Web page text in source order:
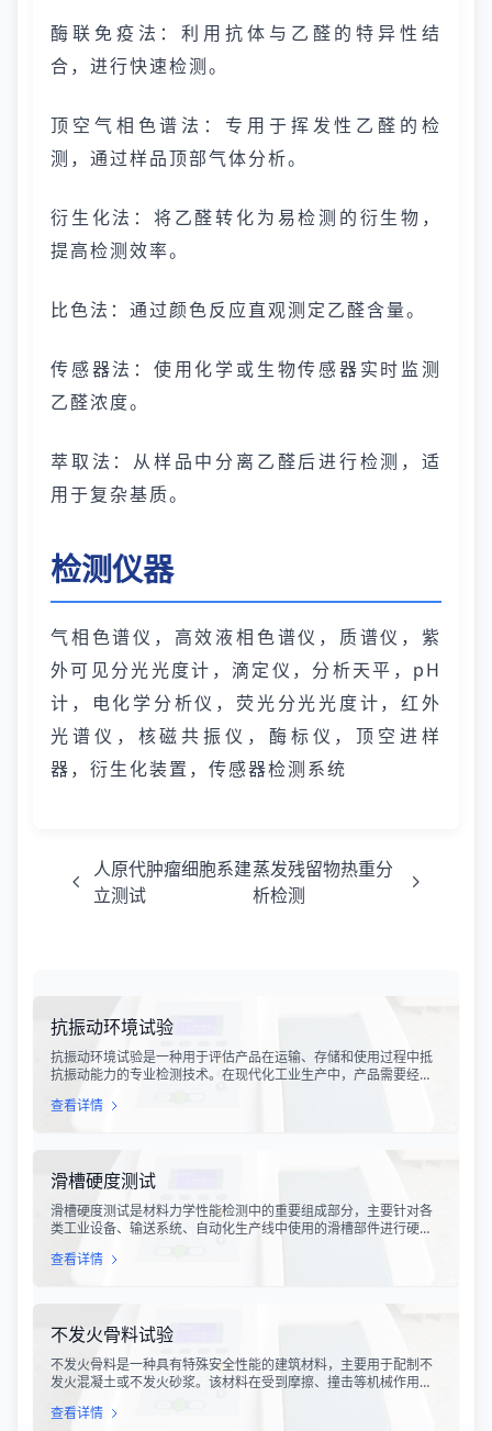
酶联免疫法：利用抗体与乙醛的特异性结
合，进行快速检测。
顶空气相色谱法：专用于挥发性乙醛的检
测，通过样品顶部气体分析。
衍生化法：将乙醛转化为易检测的衍生物，
提高检测效率。
比色法：通过颜色反应直观测定乙醛含量。
传感器法：使用化学或生物传感器实时监测
乙醛浓度。
萃取法：从样品中分离乙醛后进行检测，适
用于复杂基质。
检测仪器
气相色谱仪，高效液相色谱仪，质谱仪，紫
外可见分光光度计，滴定仪，分析天平，pH
计，电化学分析仪，荧光分光光度计，红外
光谱仪，核磁共振仪，酶标仪，顶空进样
器，衍生化装置，传感器检测系统
人原代肿瘤细胞系建
立测试
蒸发残留物热重分
析检测
抗振动环境试验
抗振动环境试验是一种用于评估产品在运输、存储和使用过程中抵
抗振动能力的专业检测技术。在现代化工业生产中，产品需要经历
会受到不同程度的振动冲击。这种振动可能导致产品结构松动、零
查看详情
滑槽硬度测试
滑槽硬度测试是材料力学性能检测中的重要组成部分，主要针对各
类工业设备、输送系统、自动化生产线中使用的滑槽部件进行硬度
响设备的使用寿命、运行稳定性和安全性。通过科学的硬度测试，
查看详情
不发火骨料试验
不发火骨料是一种具有特殊安全性能的建筑材料，主要用于配制不
发火混凝土或不发火砂浆。该材料在受到摩擦、撞击等机械作用
炸事故的风险。不发火骨料试验是评定该类材料安全性能的关键检
查看详情